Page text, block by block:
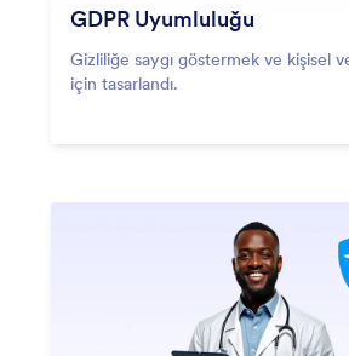
GDPR Uyumluluğu
Gizliliğe saygı göstermek ve kişisel
için tasarlandı.